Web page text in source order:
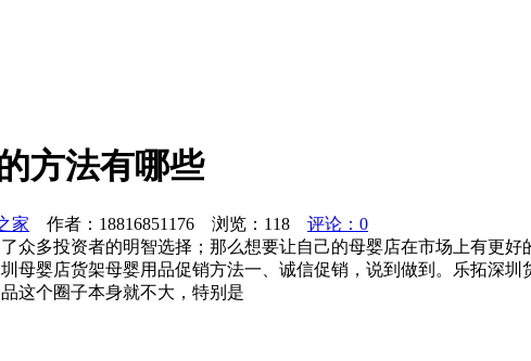
方法有哪些
家 作者：18816851176 浏览： 118
评论：0
众多投资者的明智选择；那么想要让自己的母婴店在市场上有更
母婴店货架母婴用品促销方法一、诚信促销，说到做到。乐拓深
这个圈子本身就不大，特别是